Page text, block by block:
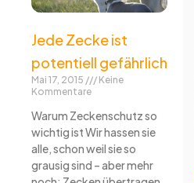
Jede Zecke ist
potentiell gefährlich
Mai 17, 2015
Keine
Kommentare
Warum Zeckenschutz so
wichtig ist Wir hassen sie
alle, schon weil sie so
grausig sind – aber mehr